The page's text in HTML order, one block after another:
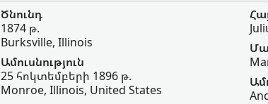
Ծնունդ
1874 թ.
Burksville, Illinois
Ամուսնություն
25 հոկտեմբերի 1896 թ.
Monroe, Illinois, United States